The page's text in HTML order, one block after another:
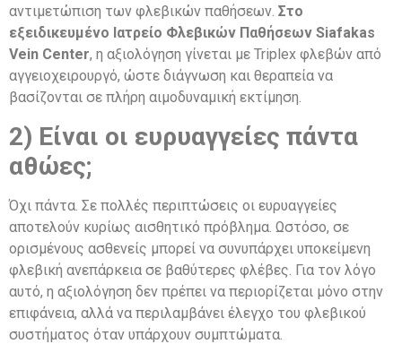
αντιμετώπιση των φλεβικών παθήσεων. Στο
εξειδικευμένο Ιατρείο Φλεβικών Παθήσεων Siafakas
Vein Center, η αξιολόγηση γίνεται με Triplex φλεβών από
αγγειοχειρουργό, ώστε διάγνωση και θεραπεία να
βασίζονται σε πλήρη αιμοδυναμική εκτίμηση.
2) Είναι οι ευρυαγγείες πάντα
αθώες;
Όχι πάντα. Σε πολλές περιπτώσεις οι ευρυαγγείες
αποτελούν κυρίως αισθητικό πρόβλημα. Ωστόσο, σε
ορισμένους ασθενείς μπορεί να συνυπάρχει υποκείμενη
φλεβική ανεπάρκεια σε βαθύτερες φλέβες. Για τον λόγο
αυτό, η αξιολόγηση δεν πρέπει να περιορίζεται μόνο στην
επιφάνεια, αλλά να περιλαμβάνει έλεγχο του φλεβικού
συστήματος όταν υπάρχουν συμπτώματα.